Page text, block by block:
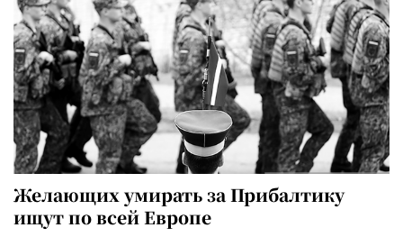
Желающих умирать за Прибалтику
ищут по всей Европе